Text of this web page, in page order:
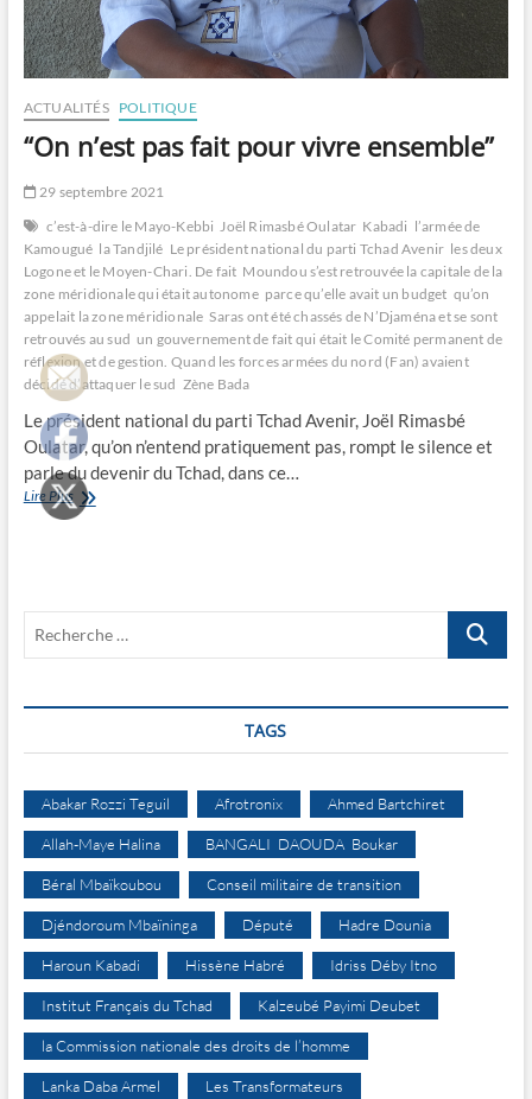
ACTUALITÉS POLITIQUE
“On n’est pas fait pour vivre ensemble”
29 septembre 2021
c’est-à-dire le Mayo-Kebbi Joël Rimasbé Oulatar Kabadi l’armée de
Kamougué la Tandjilé Le président national du parti Tchad Avenir les deux
Logone et le Moyen-Chari. De fait Moundou s’est retrouvée la capitale de la
zone méridionale qui était autonome parce qu’elle avait un budget qu’on
appelait la zone méridionale Saras ont été chassés de N’Djaména et se sont
retrouvés au sud un gouvernement de fait qui était le Comité permanent de
réflexion et de gestion. Quand les forces armées du nord (Fan) avaient
décidé d’attaquer le sud Zène Bada
Le président national du parti Tchad Avenir, Joël Rimasbé
Oulatar, qu’on n’entend pratiquement pas, rompt le silence et
parle du devenir du Tchad, dans ce…
Lire Plus“On
n’est
Recherche
TAGS
Abakar Rozzi Teguil Afrotronix Ahmed Bartchiret
Allah-Maye Halina BANGALI DAOUDA Boukar
Béral Mbaïkoubou Conseil militaire de transition
Djéndoroum Mbaïninga Député Hadre Dounia
Haroun Kabadi Hissène Habré Idriss Déby Itno
Institut Français du Tchad Kalzeubé Payimi Deubet
la Commission nationale des droits de l’homme
Lanka Daba Armel Les Transformateurs